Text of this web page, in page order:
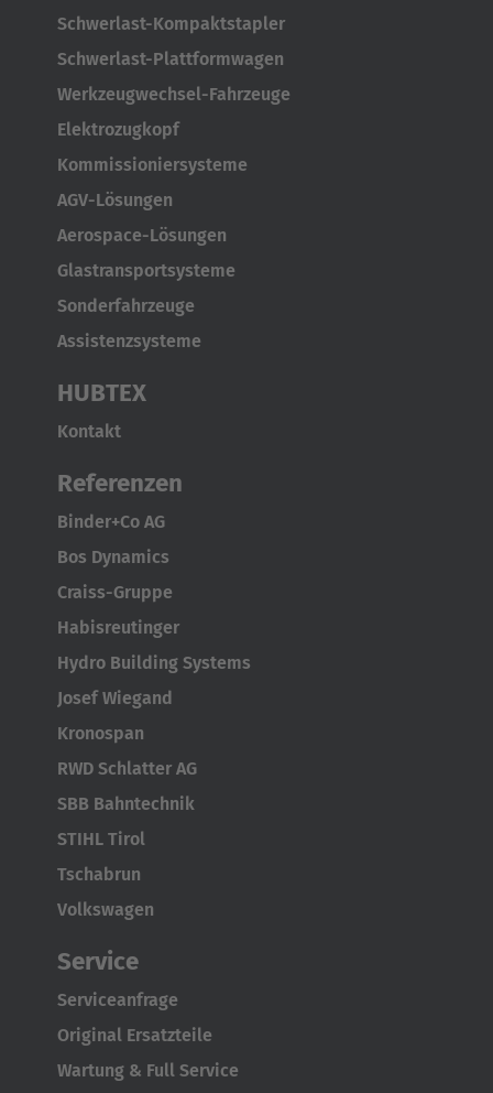
AMERICA
Brasil
Português
United States
English
ASIA/PACIFIC
Australia
English
Japan
Türkiye
Türkçe
Schwerlast-Kompaktstapler
Schwerlast-Plattformwagen
Werkzeugwechsel-Fahrzeuge
Elektrozugkopf
Kommissioniersysteme
AGV-Lösungen
Aerospace-Lösungen
Glastransportsysteme
Sonderfahrzeuge
Assistenzsysteme
HUBTEX
Kontakt
Referenzen
Binder+Co AG
Bos Dynamics
Craiss-Gruppe
Habisreutinger
Hydro Building Systems
Josef Wiegand
Kronospan
RWD Schlatter AG
SBB Bahntechnik
STIHL Tirol
Tschabrun
Volkswagen
Service
Serviceanfrage
Original Ersatzteile
Wartung & Full Service